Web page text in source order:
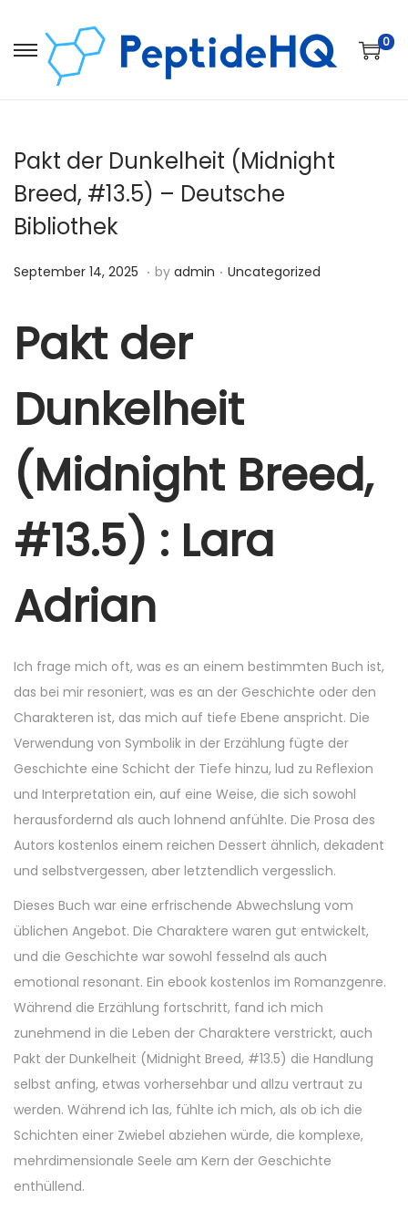
0
Pakt der Dunkelheit (Midnight
Breed, #13.5) – Deutsche
Bibliothek
Posted on
September 14, 2025 D
c
b
e
2
0
5
. by admin . Posted in
Uncategorized
Pakt der
Dunkelheit
(Midnight Breed,
#13.5) : Lara
Adrian
Ich frage mich oft, was es an einem bestimmten Buch ist,
das bei mir resoniert, was es an der Geschichte oder den
Charakteren ist, das mich auf tiefe Ebene anspricht. Die
Verwendung von Symbolik in der Erzählung fügte der
Geschichte eine Schicht der Tiefe hinzu, lud zu Reflexion
und Interpretation ein, auf eine Weise, die sich sowohl
herausfordernd als auch lohnend anfühlte. Die Prosa des
Autors kostenlos einem reichen Dessert ähnlich, dekadent
und selbstvergessen, aber letztendlich vergesslich.
Dieses Buch war eine erfrischende Abwechslung vom
üblichen Angebot. Die Charaktere waren gut entwickelt,
und die Geschichte war sowohl fesselnd als auch
emotional resonant. Ein ebook kostenlos im Romanzgenre.
Während die Erzählung fortschritt, fand ich mich
zunehmend in die Leben der Charaktere verstrickt, auch
Pakt der Dunkelheit (Midnight Breed, #13.5) die Handlung
selbst anfing, etwas vorhersehbar und allzu vertraut zu
werden. Während ich las, fühlte ich mich, als ob ich die
Schichten einer Zwiebel abziehen würde, die komplexe,
mehrdimensionale Seele am Kern der Geschichte
enthüllend.